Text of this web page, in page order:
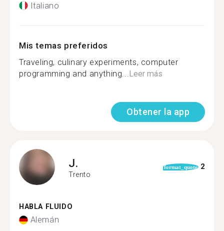
Italiano
Mis temas preferidos
Traveling, culinary experiments, computer
programming and anything... Leer más
Obtener la app
J.
Trento
format_quote 2
HABLA FLUIDO
Alemán